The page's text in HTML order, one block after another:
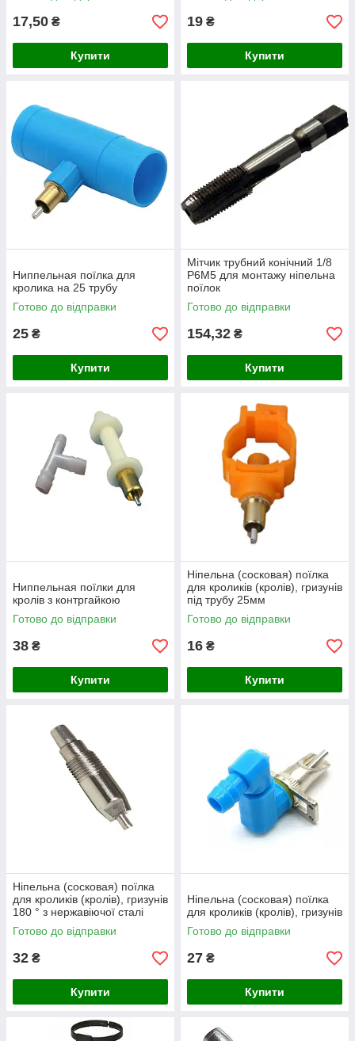
17,50 ₴
Купити
19 ₴
Купити
Ниппельная поїлка для
кролика на 25 трубу
Готово до відправки
25 ₴
Купити
Мітчик трубний конічний 1/8
Р6М5 для монтажу ніпельна
поїлок
Готово до відправки
154,32 ₴
Купити
Ниппельная поїлки для
кролів з контргайкою
Готово до відправки
38 ₴
Купити
Ніпельна (сосковая) поїлка
для кроликів (кролів), гризунів
під трубу 25мм
Готово до відправки
16 ₴
Купити
Ніпельна (сосковая) поїлка
для кроликів (кролів), гризунів
180 ° з нержавіючої сталі
Готово до відправки
32 ₴
Купити
Ніпельна (сосковая) поїлка
для кроликів (кролів), гризунів
Готово до відправки
27 ₴
Купити